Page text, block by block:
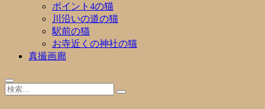
ポイント4の猫
川沿いの道の猫
駅前の猫
お寺近くの神社の猫
真撮画廊